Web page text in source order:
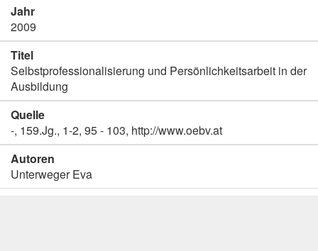
Jahr
2009
Titel
Selbstprofessionalisierung und Persönlichkeitsarbeit in der
Ausbildung
Quelle
-, 159.Jg., 1-2, 95 - 103, http://www.oebv.at
Autoren
Unterweger Eva